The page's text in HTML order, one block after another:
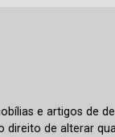
e artigos de
direito de alterar